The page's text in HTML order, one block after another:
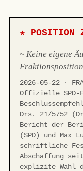
★ POSITION
~ Keine eigene
2026-05-22 ·
Offizielle SPD-
Drs. 21/5752
Bericht der
(SPD) und Max
schriftliche
Abschaffung
explizite Wahl